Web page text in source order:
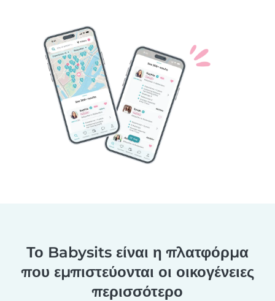
Το Babysits είναι η πλατφόρμα
που εμπιστεύονται οι οικογένειες
περισσότερο